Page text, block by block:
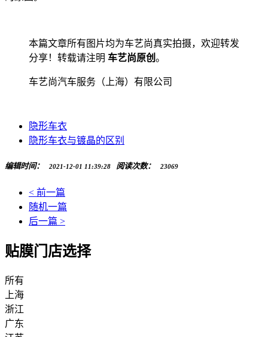
本篇文章所有图片均为车艺尚真实拍摄，欢迎转发
分享！转载请注明 车艺尚原创 。
车艺尚汽车服务（上海）有限公司
隐形车衣
隐形车衣与镀晶的区别
编辑时间： 2021-12-01 11:39:28 阅读次数： 23069
< 前一篇
随机一篇
后一篇 >
贴膜门店选择
所有
上海
浙江
广东